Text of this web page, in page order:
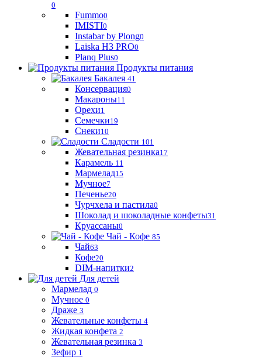
0
Fummo0
IMISTI0
Instabar by Plong0
Laiska H3 PRO0
Planq Plus0
Продукты питания
Бакалея 41
Консервация0
Макароны11
Орехи1
Семечки19
Снеки10
Сладости 101
Жевательная резинка17
Карамель 11
Мармелад15
Мучное7
Печенье20
Чурчхела и пастила0
Шоколад и шоколадные конфеты31
Круассаны0
Чай - Кофе 85
Чай63
Кофе20
DIM-напитки2
Для детей
Мармелад 0
Мучное 0
Драже 3
Жевательные конфеты 4
Жидкая конфета 2
Жевательная резинка 3
Зефир 1